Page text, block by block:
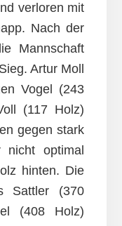
verloren mit
Nach der
Mannschaft
Artur Moll
Vogel (243
(117 Holz)
gegen stark
nicht optimal
hinten. Die
Sattler (370
(408 Holz)